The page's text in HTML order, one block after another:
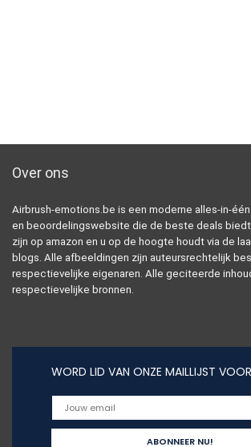
Over ons
Airbrush-emotions.be is een moderne alles-in-
en beoordelingswebsite die de beste deals
zijn op amazon en u op de hoogte houdt via de
blogs. Alle afbeeldingen zijn auteursrechtelijk
respectievelijke eigenaren. Alle geciteerde
respectievelijke bronnen.
WORD LID VAN ONZE MAILLIJST